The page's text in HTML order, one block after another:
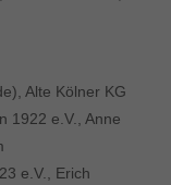
Alte Kölner KG
1922 e.V., Anne
e.V., Erich